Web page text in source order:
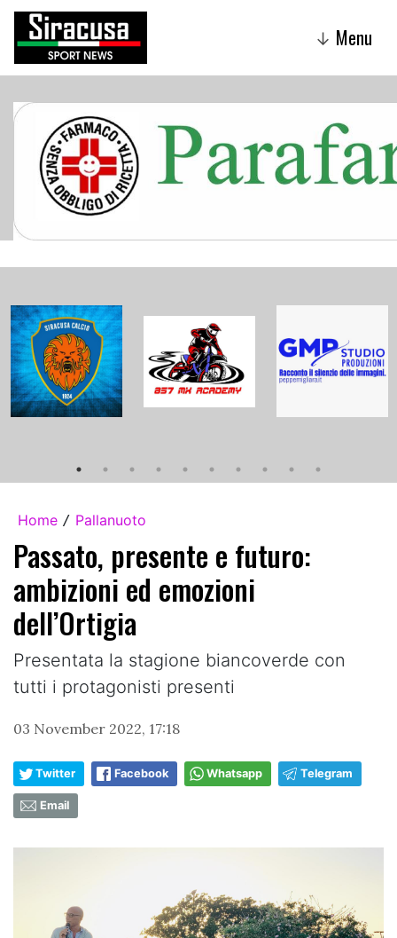
↓ Menu
Home / Pallanuoto
Passato, presente e futuro:
ambizioni ed emozioni
dell’Ortigia
Presentata la stagione biancoverde con
tutti i protagonisti presenti
03 November 2022, 17:18
Twitter Facebook Whatsapp Telegram
Email